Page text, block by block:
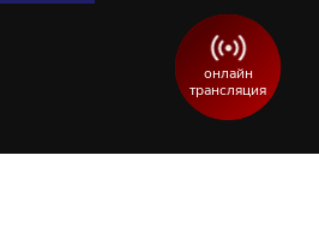
онлайн
трансляция